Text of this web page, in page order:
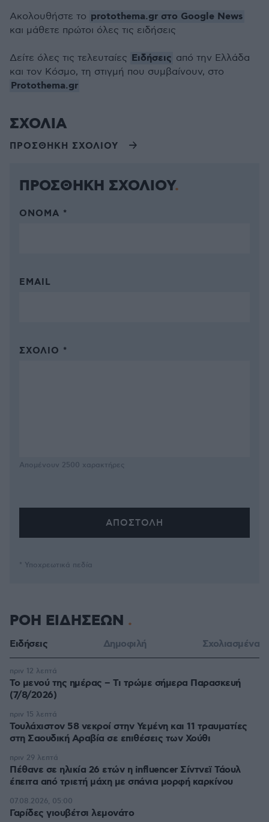
Ακολουθήστε το protothema.gr στο Google News
και μάθετε πρώτοι όλες τις ειδήσεις
Δείτε όλες τις τελευταίες Ειδήσεις από την Ελλάδα
και τον Κόσμο, τη στιγμή που συμβαίνουν, στο
Protothema.gr
ΣΧΟΛΙΑ
ΠΡΟΣΘΗΚΗ ΣΧΟΛΙΟΥ
ΠΡΟΣΘΗΚΗ ΣΧΟΛΙΟΥ
ΌΝΟΜΑ *
EMAIL
ΣΧΌΛΙΟ *
Απομένουν 2500 χαρακτήρες
* Υποχρεωτικά πεδία
ΡΟΗ ΕΙΔΗΣΕΩΝ
Ειδήσεις Δημοφιλή Σχολιασμένα
Το μενού της ημέρας – Τι τρώμε σήμερα Παρασκευή
(7/8/2026)
πριν 12 λεπτά
Τουλάχιστον 58 νεκροί στην Υεμένη και 11 τραυματίες
στη Σαουδική Αραβία σε επιθέσεις των Χούθι
πριν 15 λεπτά
Πέθανε σε ηλικία 26 ετών η influencer Σίντνεϊ Τάουλ
έπειτα από τριετή μάχη με σπάνια μορφή καρκίνου
πριν 29 λεπτά
Γαρίδες γιουβέτσι λεμονάτο
07.08.2026, 05:00